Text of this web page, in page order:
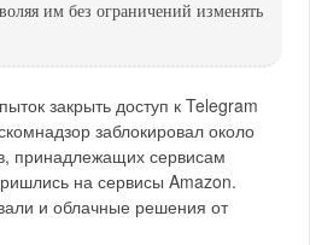
им без ограничений изменять
закрыть доступ к Telegram
заблокировал около
принадлежащих сервисам
на сервисы Amazon.
и облачные решения от